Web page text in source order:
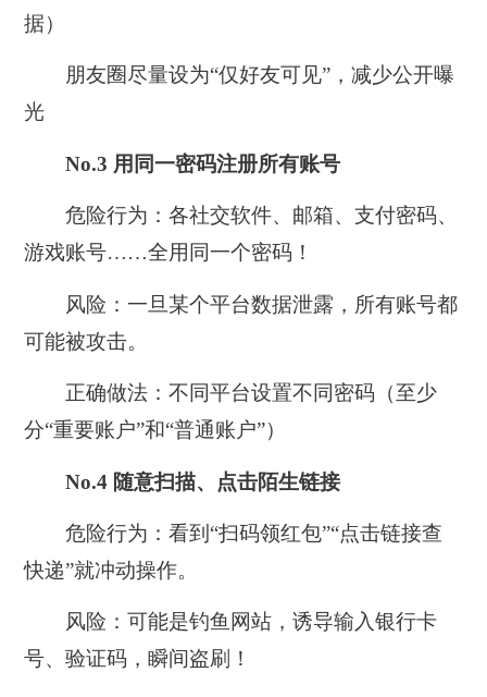
据）
朋友圈尽量设为“仅好友可见”，减少公开曝
光
No.3 用同一密码注册所有账号
危险行为：各社交软件、邮箱、支付密码、
游戏账号……全用同一个密码！
风险：一旦某个平台数据泄露，所有账号都
可能被攻击。
正确做法：不同平台设置不同密码（至少
分“重要账户”和“普通账户”）
No.4 随意扫描、点击陌生链接
危险行为：看到“扫码领红包”“点击链接查
快递”就冲动操作。
风险：可能是钓鱼网站，诱导输入银行卡
号、验证码，瞬间盗刷！